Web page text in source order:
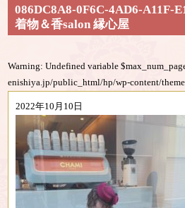
086DC8A8-0F6C-4AD6-A11F-
着物＆香salon 縁心屋
Warning: Undefined variable
enishiya.jp/public_html/hp/wp-content/
2022年10月10日